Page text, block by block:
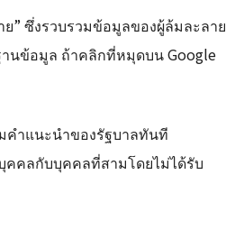
” ซึ่งรวบรวมข้อมูลของผู้ล้มละลาย
านข้อมูล ถ้าคลิกที่หมุดบน Google
ำแนะนำของรัฐบาลทันที
คคลกับบุคคลที่สามโดยไม่ได้รับ